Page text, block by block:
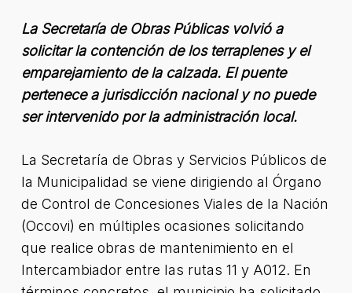
La Secretaría de Obras Públicas volvió a
solicitar la contención de los terraplenes y el
emparejamiento de la calzada. El puente
pertenece a jurisdicción nacional y no puede
ser intervenido por la administración local.
La Secretaría de Obras y Servicios Públicos de
la Municipalidad se viene dirigiendo al Órgano
de Control de Concesiones Viales de la Nación
(Occovi) en múltiples ocasiones solicitando
que realice obras de mantenimiento en el
Intercambiador entre las rutas 11 y A012. En